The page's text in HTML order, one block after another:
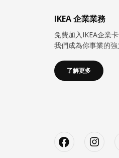
IKEA 企業業務
免費加入IKEA企業
我們成為你事業的強
了解更多